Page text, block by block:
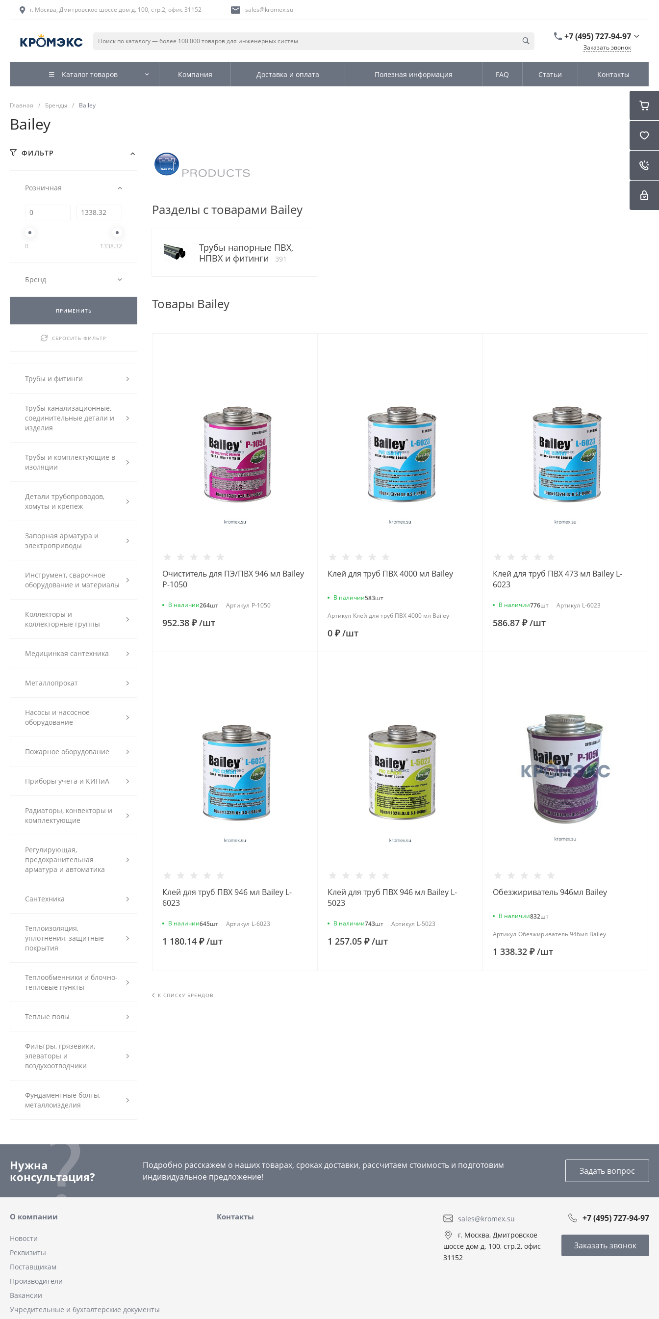
г. Москва, Дмитровское шоссе дом д. 100, стр.2, офис 31152 sales@kromex.su
+7 (495) 727-94-97
Заказать звонок
Каталог товаров Компания Доставка и оплата Полезная информация FAQ Статьи Контакты
Главная / Бренды / Bailey
Bailey
ФИЛЬТР
Розничная
0 1338.32
Бренд
ПРИМЕНИТЬ
СБРОСИТЬ ФИЛЬТР
Трубы и фитинги
Трубы канализационные,
соединительные детали и
изделия
Трубы и комплектующие в
изоляции
Детали трубопроводов,
хомуты и крепеж
Запорная арматура и
электроприводы
Инструмент, сварочное
оборудование и материалы
Коллекторы и
коллекторные группы
Медицинкая сантехника
Металлопрокат
Насосы и насосное
оборудование
Пожарное оборудование
Приборы учета и КИПиА
Радиаторы, конвекторы и
комплектующие
Регулирующая,
предохранительная
арматура и автоматика
Сантехника
Теплоизоляция,
уплотнения, защитные
покрытия
Теплообменники и блочно-
тепловые пункты
Теплые полы
Фильтры, грязевики,
элеваторы и
воздухоотводчики
Фундаментные болты,
металлоизделия
Разделы с товарами Bailey
Трубы напорные ПВХ,
НПВХ и фитинги
391
Товары Bailey
Очиститель для ПЭ/ПВХ 946 мл Bailey
Р-1050
В наличии264шт Артикул Р-1050
952.38 ₽/шт
Клей для труб ПВХ 4000 мл Bailey
В наличии583шт
Артикул Клей для труб ПВХ 4000 мл Bailey
0 ₽/шт
Клей для труб ПВХ 473 мл Bailey L-
6023
В наличии776шт Артикул L-6023
586.87 ₽/шт
Клей для труб ПВХ 946 мл Bailey L-
6023
В наличии645шт Артикул L-6023
1 180.14 ₽/шт
Клей для труб ПВХ 946 мл Bailey L-
5023
В наличии743шт Артикул L-5023
1 257.05 ₽/шт
Обезжириватель 946мл Bailey
В наличии832шт
Артикул Обезжириватель 946мл Bailey
1 338.32 ₽/шт
К СПИСКУ БРЕНДОВ
Нужна
консультация?
Подробно расскажем о наших товарах, сроках доставки, рассчитаем стоимость и подготовим
индивидуальное предложение!
Задать вопрос
О компании
Новости
Реквизиты
Поставщикам
Производители
Вакансии
Учредительные и бухгалтерские документы
Контакты sales@kromex.su +7 (495) 727-94-97
г. Москва, Дмитровское
шоссе дом д. 100, стр.2, офис
31152
Заказать звонок